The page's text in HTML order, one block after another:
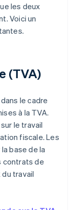
les deux
Voici un
(TVA)
le cadre
à la TVA.
le travail
fiscale. Les
base de la
contrats de
travail